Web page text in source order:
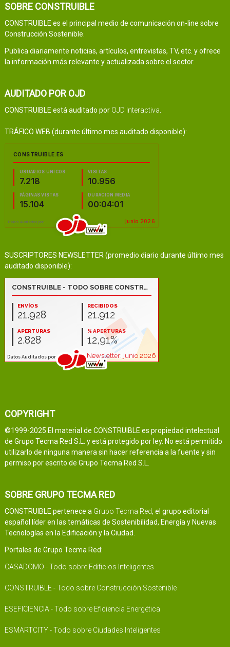
SOBRE CONSTRUIBLE
CONSTRUIBLE es el principal medio de comunicación on-line sobre
Construcción Sostenible.
Publica diariamente noticias, artículos, entrevistas, TV, etc. y ofrece
la información más relevante y actualizada sobre el sector.
AUDITADO POR OJD
CONSTRUIBLE está auditado por OJD Interactiva
TRÁFICO WEB (durante último mes auditado disponible):
SUSCRIPTORES NEWSLETTER (promedio diario durante último mes
auditado disponible):
COPYRIGHT
©1999-2025 El material de CONSTRUIBLE es propiedad intelectual
de Grupo Tecma Red S.L. y está protegido por ley. No está permitido
utilizarlo de ninguna manera sin hacer referencia a la fuente y sin
permiso por escrito de Grupo Tecma Red S.L.
SOBRE GRUPO TECMA RED
CONSTRUIBLE pertenece a Grupo Tecma Red, el grupo editorial
español líder en las temáticas de Sostenibilidad, Energía y Nuevas
Tecnologías en la Edificación y la Ciudad.
Portales de Grupo Tecma Red:
CASADOMO - Todo sobre Edificios Inteligentes
CONSTRUIBLE - Todo sobre Construcción Sostenible
ESEFICIENCIA - Todo sobre Eficiencia Energética
ESMARTCITY - Todo sobre Ciudades Inteligentes